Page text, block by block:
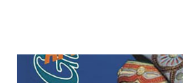
MEGA - MediaFire